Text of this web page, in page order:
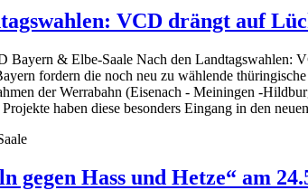
VCD drängt auf
Bayern & Elbe-Saale Nach den
fordern die noch neu zu wählende
der Werrabahn (Eisenach - Meiningen -
haben diese besonders Eingang in den
gegen Hass und Hetze“ am